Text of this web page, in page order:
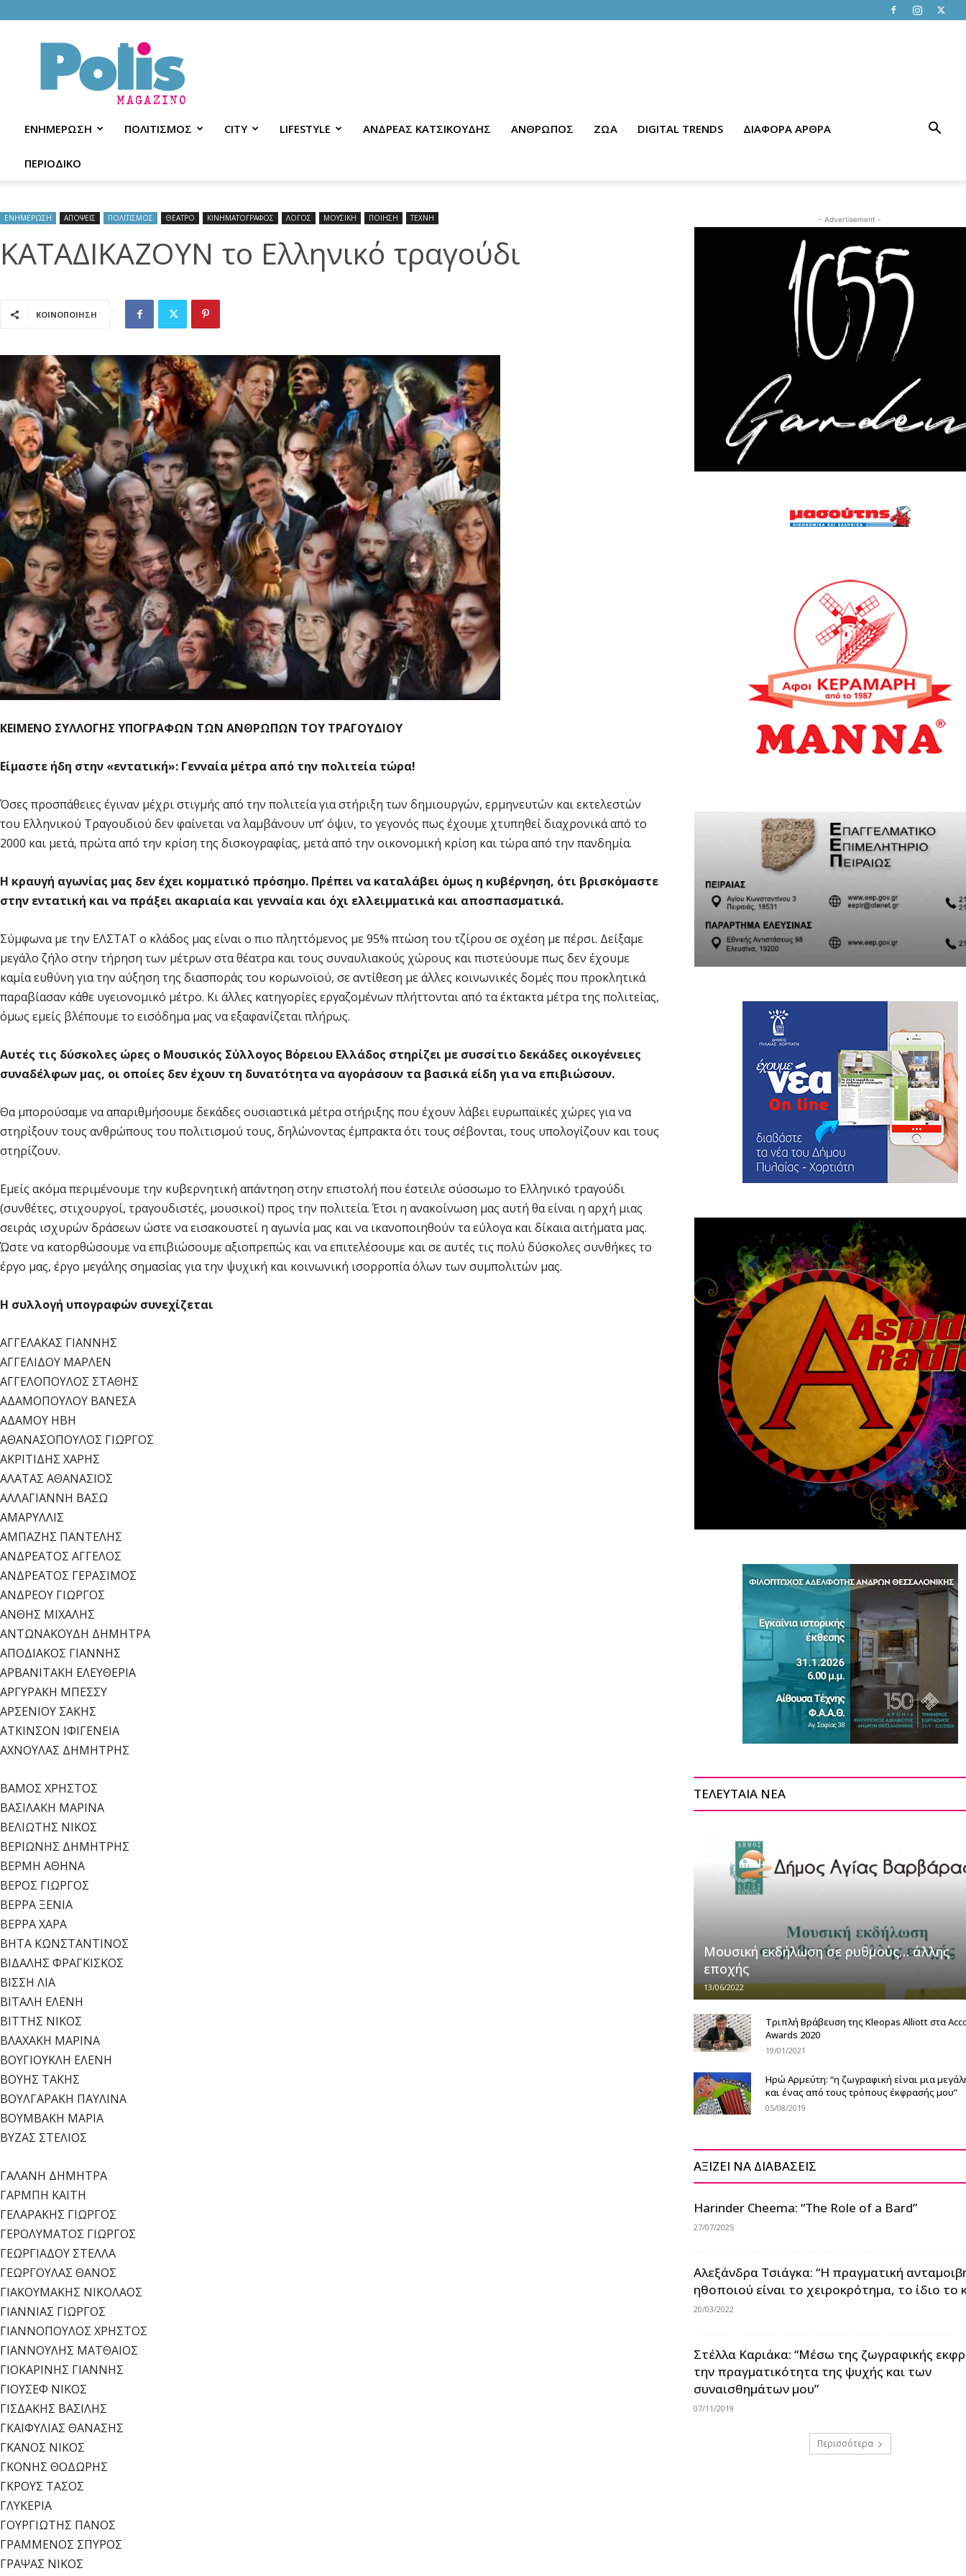
Polis
Magazino
ΕΝΗΜΕΡΩΣΗ ΠΟΛΙΤΙΣΜΟΣ CITY LIFESTYLE ΑΝΔΡΕΑΣ ΚΑΤΣΙΚΟΥΔΗΣ ΑΝΘΡΩΠΟΣ ΖΩΑ DIGITAL TRENDS ΔΙΑΦΟΡΑ ΑΡΘΡΑ
ΠΕΡΙΟΔΙΚΟ
ΕΝΗΜΕΡΩΣΗ ΑΠΟΨΕΙΣ ΠΟΛΙΤΙΣΜΟΣ ΘΕΑΤΡΟ ΚΙΝΗΜΑΤΟΓΡΑΦΟΣ ΛΟΓΟΣ ΜΟΥΣΙΚΗ ΠΟΙΗΣΗ ΤΕΧΝΗ
ΚΑΤΑΔΙΚΑΖΟΥΝ το Ελληνικό τραγούδι
ΚΟΙΝΟΠΟΙΗΣΗ
ΚΕΙΜΕΝΟ ΣΥΛΛΟΓΗΣ ΥΠΟΓΡΑΦΩΝ ΤΩΝ ΑΝΘΡΩΠΩΝ ΤΟΥ ΤΡΑΓΟΥΔΙΟΥ
Είμαστε ήδη στην «εντατική»: Γενναία μέτρα από την πολιτεία τώρα!
Όσες προσπάθειες έγιναν μέχρι στιγμής από την πολιτεία για στήριξη των δημιουργών, ερμηνευτών και εκτελεστών
του Ελληνικού Τραγουδιού δεν φαίνεται να λαμβάνουν υπ’ όψιν, το γεγονός πως έχουμε χτυπηθεί διαχρονικά από το
2000 και μετά, πρώτα από την κρίση της δισκογραφίας, μετά από την οικονομική κρίση και τώρα από την πανδημία.
Η κραυγή αγωνίας μας δεν έχει κομματικό πρόσημο. Πρέπει να καταλάβει όμως η κυβέρνηση, ότι βρισκόμαστε
στην εντατική και να πράξει ακαριαία και γενναία και όχι ελλειμματικά και αποσπασματικά.
Σύμφωνα με την ΕΛΣΤΑΤ ο κλάδος μας είναι ο πιο πληττόμενος με 95% πτώση του τζίρου σε σχέση με πέρσι. Δείξαμε
μεγάλο ζήλο στην τήρηση των μέτρων στα θέατρα και τους συναυλιακούς χώρους και πιστεύουμε πως δεν έχουμε
καμία ευθύνη για την αύξηση της διασποράς του κορωνοϊού, σε αντίθεση με άλλες κοινωνικές δομές που προκλητικά
παραβίασαν κάθε υγειονομικό μέτρο. Κι άλλες κατηγορίες εργαζομένων πλήττονται από τα έκτακτα μέτρα της πολιτείας,
όμως εμείς βλέπουμε το εισόδημα μας να εξαφανίζεται πλήρως.
Αυτές τις δύσκολες ώρες ο Μουσικός Σύλλογος Βόρειου Ελλάδος στηρίζει με συσσίτιο δεκάδες οικογένειες
συναδέλφων μας, οι οποίες δεν έχουν τη δυνατότητα να αγοράσουν τα βασικά είδη για να επιβιώσουν.
Θα μπορούσαμε να απαριθμήσουμε δεκάδες ουσιαστικά μέτρα στήριξης που έχουν λάβει ευρωπαϊκές χώρες για να
στηρίξουν τους ανθρώπους του πολιτισμού τους, δηλώνοντας έμπρακτα ότι τους σέβονται, τους υπολογίζουν και τους
στηρίζουν.
Εμείς ακόμα περιμένουμε την κυβερνητική απάντηση στην επιστολή που έστειλε σύσσωμο το Ελληνικό τραγούδι
(συνθέτες, στιχουργοί, τραγουδιστές, μουσικοί) προς την πολιτεία. Έτσι η ανακοίνωση μας αυτή θα είναι η αρχή μιας
σειράς ισχυρών δράσεων ώστε να εισακουστεί η αγωνία μας και να ικανοποιηθούν τα εύλογα και δίκαια αιτήματα μας.
Ώστε να κατορθώσουμε να επιβιώσουμε αξιοπρεπώς και να επιτελέσουμε και σε αυτές τις πολύ δύσκολες συνθήκες το
έργο μας, έργο μεγάλης σημασίας για την ψυχική και κοινωνική ισορροπία όλων των συμπολιτών μας.
Η συλλογή υπογραφών συνεχίζεται
ΑΓΓΕΛΑΚΑΣ ΓΙΑΝΝΗΣ
ΑΓΓΕΛΙΔΟΥ ΜΑΡΛΕΝ
ΑΓΓΕΛΟΠΟΥΛΟΣ ΣΤΑΘΗΣ
ΑΔΑΜΟΠΟΥΛΟΥ ΒΑΝΕΣΑ
ΑΔΑΜΟΥ ΗΒΗ
ΑΘΑΝΑΣΟΠΟΥΛΟΣ ΓΙΩΡΓΟΣ
ΑΚΡΙΤΙΔΗΣ ΧΑΡΗΣ
ΑΛΑΤΑΣ ΑΘΑΝΑΣΙΟΣ
ΑΛΛΑΓΙΑΝΝΗ ΒΑΣΩ
ΑΜΑΡΥΛΛΙΣ
ΑΜΠΑΖΗΣ ΠΑΝΤΕΛΗΣ
ΑΝΔΡΕΑΤΟΣ ΑΓΓΕΛΟΣ
ΑΝΔΡΕΑΤΟΣ ΓΕΡΑΣΙΜΟΣ
ΑΝΔΡΕΟΥ ΓΙΩΡΓΟΣ
ΑΝΘΗΣ ΜΙΧΑΛΗΣ
ΑΝΤΩΝΑΚΟΥΔΗ ΔΗΜΗΤΡΑ
ΑΠΟΔΙΑΚΟΣ ΓΙΑΝΝΗΣ
ΑΡΒΑΝΙΤΑΚΗ ΕΛΕΥΘΕΡΙΑ
ΑΡΓΥΡΑΚΗ ΜΠΕΣΣΥ
ΑΡΣΕΝΙΟΥ ΣΑΚΗΣ
ΑΤΚΙΝΣΟΝ ΙΦΙΓΕΝΕΙΑ
ΑΧΝΟΥΛΑΣ ΔΗΜΗΤΡΗΣ
ΒΑΜΟΣ ΧΡΗΣΤΟΣ
ΒΑΣΙΛΑΚΗ ΜΑΡΙΝΑ
ΒΕΛΙΩΤΗΣ ΝΙΚΟΣ
ΒΕΡΙΩΝΗΣ ΔΗΜΗΤΡΗΣ
ΒΕΡΜΗ ΑΘΗΝΑ
ΒΕΡΟΣ ΓΙΩΡΓΟΣ
ΒΕΡΡΑ ΞΕΝΙΑ
ΒΕΡΡΑ ΧΑΡΑ
ΒΗΤΑ ΚΩΝΣΤΑΝΤΙΝΟΣ
ΒΙΔΑΛΗΣ ΦΡΑΓΚΙΣΚΟΣ
ΒΙΣΣΗ ΛΙΑ
ΒΙΤΑΛΗ ΕΛΕΝΗ
ΒΙΤΤΗΣ ΝΙΚΟΣ
ΒΛΑΧΑΚΗ ΜΑΡΙΝΑ
ΒΟΥΓΙΟΥΚΛΗ ΕΛΕΝΗ
ΒΟΥΗΣ ΤΑΚΗΣ
ΒΟΥΛΓΑΡΑΚΗ ΠΑΥΛΙΝΑ
ΒΟΥΜΒΑΚΗ ΜΑΡΙΑ
ΒΥΖΑΣ ΣΤΕΛΙΟΣ
ΓΑΛΑΝΗ ΔΗΜΗΤΡΑ
ΓΑΡΜΠΗ ΚΑΙΤΗ
ΓΕΛΑΡΑΚΗΣ ΓΙΩΡΓΟΣ
ΓΕΡΟΛΥΜΑΤΟΣ ΓΙΩΡΓΟΣ
ΓΕΩΡΓΙΑΔΟΥ ΣΤΕΛΛΑ
ΓΕΩΡΓΟΥΛΑΣ ΘΑΝΟΣ
ΓΙΑΚΟΥΜΑΚΗΣ ΝΙΚΟΛΑΟΣ
ΓΙΑΝΝΙΑΣ ΓΙΩΡΓΟΣ
ΓΙΑΝΝΟΠΟΥΛΟΣ ΧΡΗΣΤΟΣ
ΓΙΑΝΝΟΥΛΗΣ ΜΑΤΘΑΙΟΣ
ΓΙΟΚΑΡΙΝΗΣ ΓΙΑΝΝΗΣ
ΓΙΟΥΣΕΦ ΝΙΚΟΣ
ΓΙΣΔΑΚΗΣ ΒΑΣΙΛΗΣ
ΓΚΑΙΦΥΛΙΑΣ ΘΑΝΑΣΗΣ
ΓΚΑΝΟΣ ΝΙΚΟΣ
ΓΚΟΝΗΣ ΘΟΔΩΡΗΣ
ΓΚΡΟΥΣ ΤΑΣΟΣ
ΓΛΥΚΕΡΙΑ
ΓΟΥΡΓΙΩΤΗΣ ΠΑΝΟΣ
ΓΡΑΜΜΕΝΟΣ ΣΠΥΡΟΣ
ΓΡΑΨΑΣ ΝΙΚΟΣ
- Advertisement -
ΤΕΛΕΥΤΑΙΑ ΝΕΑ
Mουσική εκδήλωση σε ρυθμούς… άλλης
εποχής
13/06/2022
Τριπλή Βράβευση της Kleopas Alliott στα
Awards 2020
19/01/2021
Ηρώ Αρμεύτη: “η ζωγραφική είναι μια
και ένας από τους τρόπους έκφρασής μου”
05/08/2019
ΑΞΙΖΕΙ ΝΑ ΔΙΑΒΑΣΕΙΣ
Harinder Cheema: “The Role of a Bard”
27/07/2025
Αλεξάνδρα Τσιάγκα: “Η πραγματική
ηθοποιού είναι το χειροκρότημα, το ίδιο το
20/03/2022
Στέλλα Καριάκα: “Μέσω της ζωγραφικής
την πραγματικότητα της ψυχής και των
συναισθημάτων μου”
07/11/2019
Περισσότερα